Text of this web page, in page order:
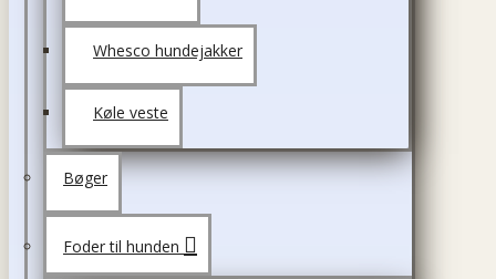
Whesco hundejakker
Køle veste
Bøger
Foder til hunden